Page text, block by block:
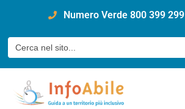
Numero Verde 800 399 299
Cerca: